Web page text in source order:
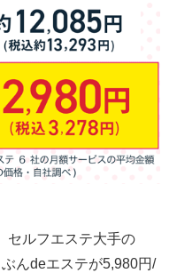
セルフエステ大手の
んdeエステが5,980円/